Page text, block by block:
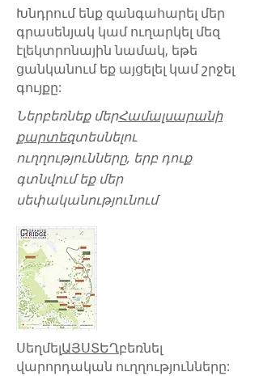
Խնդրում ենք զանգահարել մեր
գրասենյակ կամ ուղարկել մեզ
էլեկտրոնային նամակ, եթե
ցանկանում եք այցելել կամ շրջել
գույքը:
Ներբեռնեք մերՀամալսարանի
քարտեզտեսնելու
ուղղությունները, երբ դուք
գտնվում եք մեր
սեփականությունում
ՍեղմելԱՅՍՏԵՂբեռնել
վարորդական ուղղությունները: